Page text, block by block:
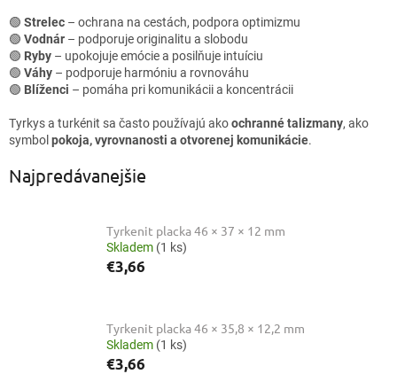
🟢 Strelec – ochrana na cestách, podpora optimizmu
🟢 Vodnár – podporuje originalitu a slobodu
🟢 Ryby – upokojuje emócie a posilňuje intuíciu
🟢 Váhy – podporuje harmóniu a rovnováhu
🟢 Blíženci – pomáha pri komunikácii a koncentrácii
Tyrkys a turkénit sa často používajú akoochranné talizmany, ako
symbol pokoja, vyrovnanosti a otvorenej komunikácie.
Najpredávanejšie
Tyrkenit placka 46 × 37 × 12 mm
Skladem (1 ks)
€3,66
Tyrkenit placka 46 × 35,8 × 12,2 mm
Skladem (1 ks)
€3,66